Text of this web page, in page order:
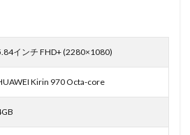
インチ FHD+ (2280×1080)
Kirin 970 Octa-core